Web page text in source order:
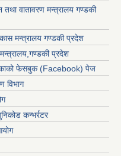
तथा वातावरण मन्त्रालय गण्डकी
मन्त्रालय गण्डकी प्रदेश
प्रदेश
फेसबुक (Facebook) पेज
विभाग
कन्भर्रटर